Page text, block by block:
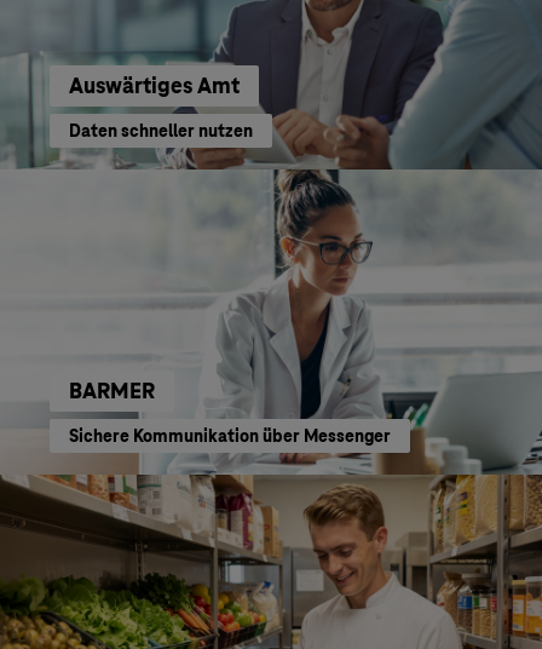
Auswärtiges Amt
Daten schneller nutzen
BARMER
Sichere Kommunikation über Messenger